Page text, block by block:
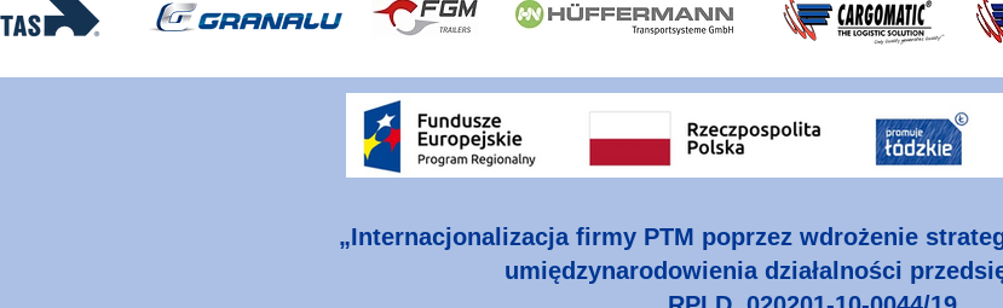
„Internacjonalizacja firmy PTM poprzez wdrożenie
umiędzynarodowienia działalności